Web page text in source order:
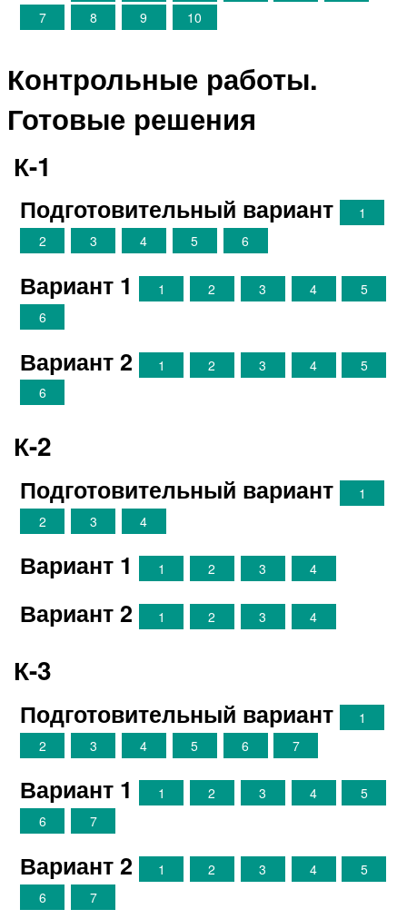
7 8 9 10
Контрольные работы.
Готовые решения
К-1
Подготовительный вариант
1
2
3 4 5 6
Вариант 1 1 2 3 4
5
6
Вариант 2 1 2 3 4
5
6
К-2
Подготовительный вариант
1
2
3 4
Вариант 1 1 2 3 4
Вариант 2 1 2 3 4
К-3
Подготовительный вариант
1
2
3 4 5 6 7
Вариант 1 1 2 3 4
5
6
7
Вариант 2 1 2 3 4
5
6
7